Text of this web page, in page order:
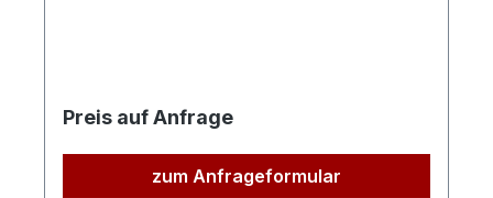
Preis auf Anfrage
zum Anfrageformular